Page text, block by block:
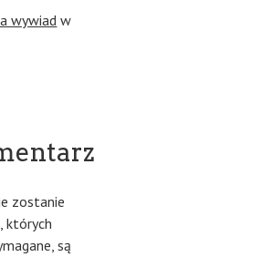
wywiadw
zostanie
których
są